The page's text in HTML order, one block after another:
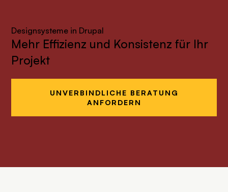
Designsysteme in Drupal
Mehr Effizienz und Konsistenz für Ihr
Projekt
UNVERBINDLICHE BERATUNG
ANFORDERN